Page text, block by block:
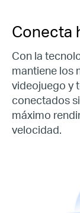
Conecta
Con la
mantiene los
videojuego y
conectados
máximo
velocidad